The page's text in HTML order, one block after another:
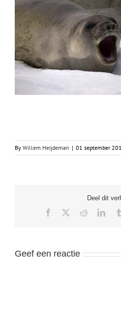
By Willem Heijdeman | 01 september
Deel dit
Facebook Reddit
Geef een reactie